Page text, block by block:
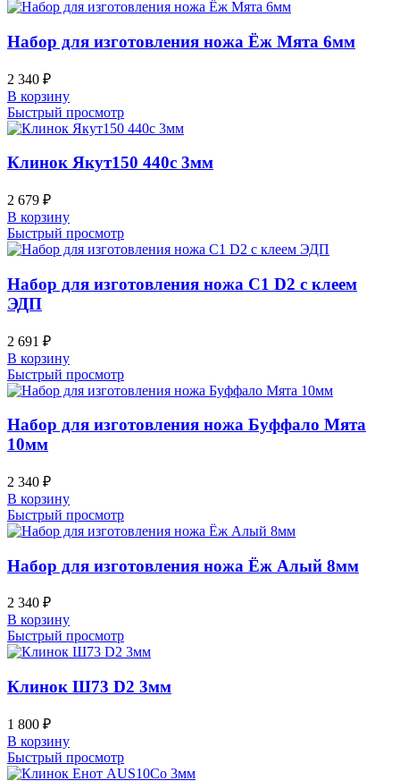
Набор для изготовления ножа Ёж Мята 6мм
2 340 ₽
В корзину
Быстрый просмотр
Клинок Якут150 440c 3мм
2 679 ₽
В корзину
Быстрый просмотр
Набор для изготовления ножа С1 D2 с клеем
ЭДП
2 691 ₽
В корзину
Быстрый просмотр
Набор для изготовления ножа Буффало Мята
10мм
2 340 ₽
В корзину
Быстрый просмотр
Набор для изготовления ножа Ёж Алый 8мм
2 340 ₽
В корзину
Быстрый просмотр
Клинок Ш73 D2 3мм
1 800 ₽
В корзину
Быстрый просмотр